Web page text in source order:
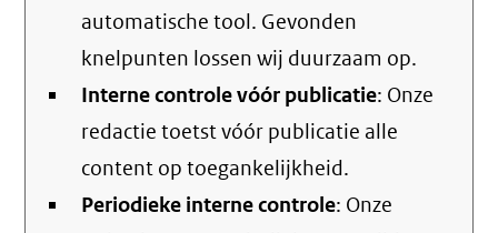
automatische tool. Gevonden
knelpunten lossen wij duurzaam op.
Interne controle vóór publicatie: Onze
redactie toetst vóór publicatie alle
content op toegankelijkheid.
Periodieke interne controle: Onze